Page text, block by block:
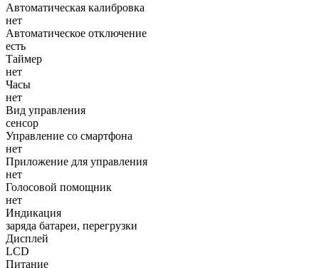
Автоматическая калибровка
нет
Автоматическое отключение
есть
Таймер
нет
Часы
нет
Вид управления
сенсор
Управление со смартфона
нет
Приложение для управления
нет
Голосовой помощник
нет
Индикация
заряда батареи, перегрузки
Дисплей
LCD
Питание